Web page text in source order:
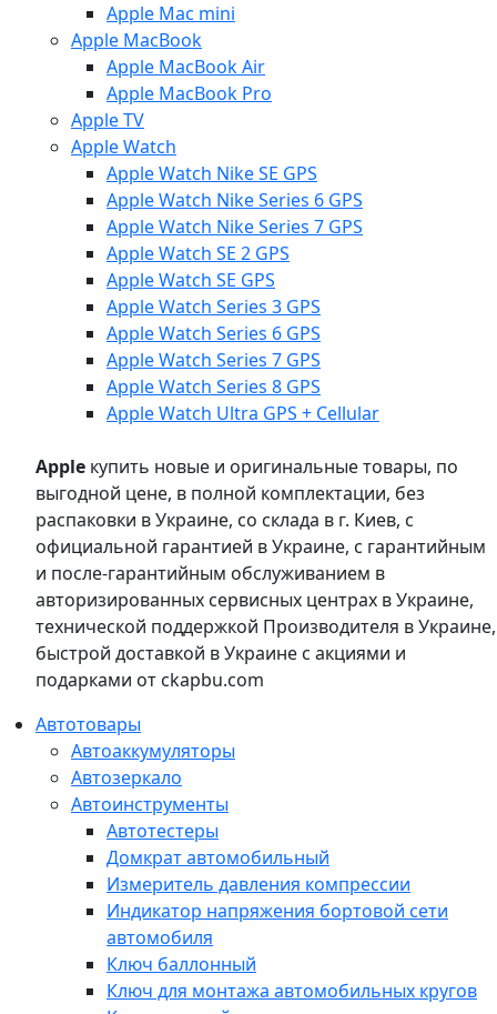
Apple Mac mini
Apple MacBook
Apple MacBook Air
Apple MacBook Pro
Apple TV
Apple Watch
Apple Watch Nike SE GPS
Apple Watch Nike Series 6 GPS
Apple Watch Nike Series 7 GPS
Apple Watch SE 2 GPS
Apple Watch SE GPS
Apple Watch Series 3 GPS
Apple Watch Series 6 GPS
Apple Watch Series 7 GPS
Apple Watch Series 8 GPS
Apple Watch Ultra GPS + Cellular
Apple купить новые и оригинальные товары, по
выгодной цене, в полной комплектации, без
распаковки в Украине, со склада в г. Киев, с
официальной гарантией в Украине, с гарантийным
и после-гарантийным обслуживанием в
авторизированных сервисных центрах в Украине,
технической поддержкой Производителя в Украине,
быстрой доставкой в Украине с акциями и
подарками от ckapbu.com
Автотовары
Автоаккумуляторы
Автозеркало
Автоинструменты
Автотестеры
Домкрат автомобильный
Измеритель давления компрессии
Индикатор напряжения бортовой сети
автомобиля
Ключ баллонный
Ключ для монтажа автомобильных кругов